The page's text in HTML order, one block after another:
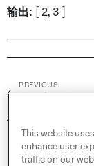
输出: [ 2, 3 ]
←
PREVIOUS
© 2026
reserved.
This website
enhance user
traffic on our